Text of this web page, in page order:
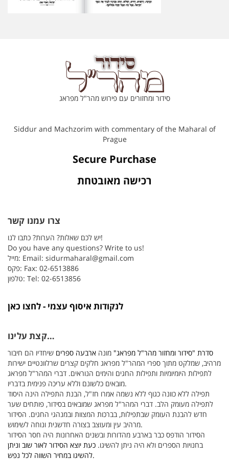
סידור ומחזורים עם פירוש מהר"ל מפראג
Siddur and Machzorim with commentary of the Maharal of
Prague
Secure Purchase
רכישה מאובטחת
צרו עמנו קשר
יש לכם שאלות? הערות? כתבו לנו!
Do you have any questions? Write to us!
מייל: Email: sidurmaharal@gmail.com
פקס: Fax: 02-6513886
טלפון: Tel: 02-6513856
לנקודות איסוף עצמי - לחצו כאן
קצת עלינו…
סדרת "סידור ומחזור מהר"ל מפראג" מונה ארבעה ספרים שיחדיו הם חיבור
מרהיב, שמלקט מתוך ספרי המהר"ל מפראג חלקים קצרים שרלוונטיים ישירות
לתפילות היומיומיות ותפילות החגים והימים הנוראים. דברי המהר"ל מפראג
מובאים כלשונם וללא עריכה פנימית בדבריו.
תפילה ללא כוונה כגוף ללא נשמה אמרו חז"ל, הבנת התפילה הינה היסוד
לתפילה מעומק הלב. דברי המהר"ל מפראג שמובאים בסידור, פותחים שער
חדש להבנת העומק שבתפילות, בברכות המצוות ובמנהגי החגים. הסידור
מרהיב עין ומעוצב בצורה חדשנית ונוחה לשימוש.
הסידור הודפס כבר בארבע מהדורות ובשנים האחרונות היה חסר הסידור
בחנויות הספרים ולא היה ניתן להשיגו. כעת יוצא הסידור לאור שוב וניתן
להשיגו במחיר השווה לכל נפש.